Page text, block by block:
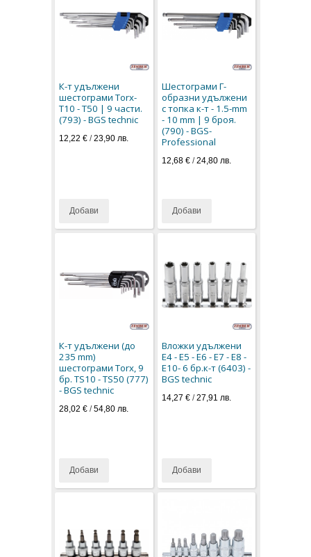
К-т удължени
шестограми Torx-
T10 - T50 | 9 части.
(793) - BGS technic
12,22 € /23,90 лв.
Добави
Шестограми Г-
образни удължени
с топка к-т - 1.5-mm
- 10 mm | 9 броя.
(790) - BGS-
Professional
12,68 €/24,80 лв.
Добави
К-т удължени (до
235 mm)
шестограми Torx, 9
бр. TS10 - TS50 (777)
- BGS technic
28,02 € /54,80 лв.
Добави
Вложки удължени
E4 - E5 - E6 - E7 - E8 -
E10- 6 бр.к-т (6403) -
BGS technic
14,27 €/27,91 лв.
Добави